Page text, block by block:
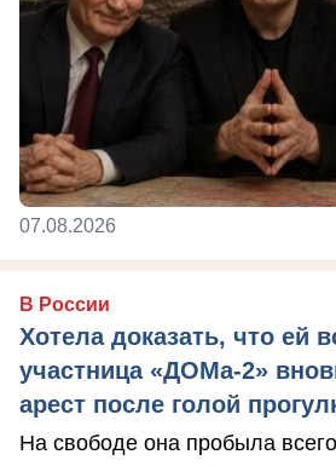
07.08.2026
В России
Хотела доказать, что ей
участница «ДОМа-2»
арест после голой
На свободе она пробыла